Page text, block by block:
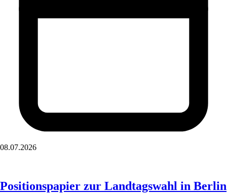
08.07.2026
Positionspapier zur Landtagswahl in Berlin